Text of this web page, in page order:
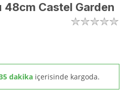
48cm Castel Garden
dakika içerisinde kargoda.